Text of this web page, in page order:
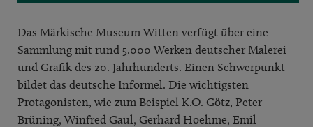
Das Märkische Museum Witten verfügt über eine
Sammlung mit rund 5.000 Werken deutscher Malerei
und Grafik des 20. Jahrhunderts. Einen Schwerpunkt
bildet das deutsche Informel. Die wichtigsten
Protagonisten, wie zum Beispiel K.O. Götz, Peter
Brüning, Winfred Gaul, Gerhard Hoehme, Emil